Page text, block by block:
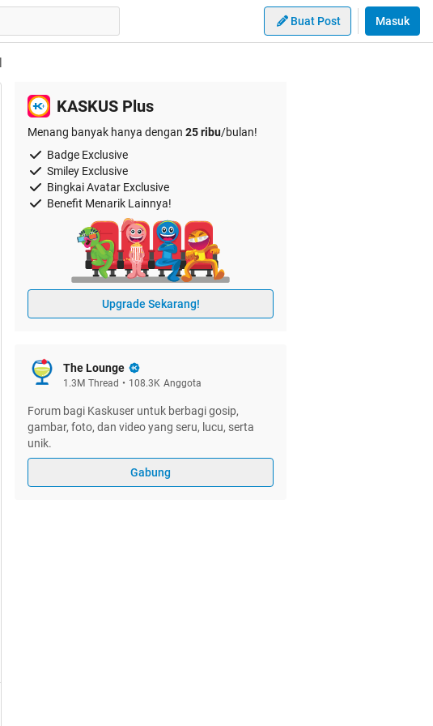
Buat Post Masuk
KASKUS Plus
Menang banyak hanya dengan 25 ribu/bulan!
Badge Exclusive
Smiley Exclusive
Bingkai Avatar Exclusive
Benefit Menarik Lainnya!
Upgrade Sekarang!
The Lounge
1.3M Thread • 108.3K Anggota
Forum bagi Kaskuser untuk berbagi gosip,
gambar, foto, dan video yang seru, lucu, serta
unik.
Gabung